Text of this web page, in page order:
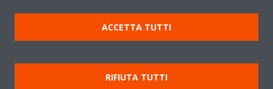
Copyright © Daikin
Cookies Policy
Policy sulla protezione dei dati
Termini di Garanzia
Regolamenti
Informativa Legale
Cerca Prodotto
Data Act
ACCETTA TUTTI
RIFIUTA TUTTI